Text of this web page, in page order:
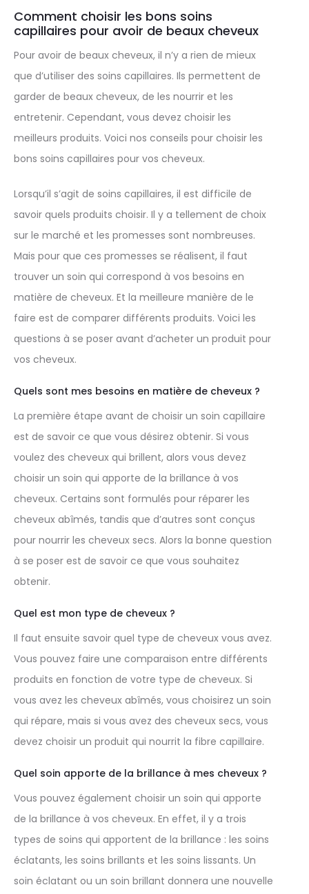
Comment choisir les bons soins
capillaires pour avoir de beaux cheveux
Pour avoir de beaux cheveux, il n’y a rien de mieux
que d’utiliser des soins capillaires. Ils permettent de
garder de beaux cheveux, de les nourrir et les
entretenir. Cependant, vous devez choisir les
meilleurs produits. Voici nos conseils pour choisir les
bons soins capillaires pour vos cheveux.
Lorsqu’il s’agit de soins capillaires, il est difficile de
savoir quels produits choisir. Il y a tellement de choix
sur le marché et les promesses sont nombreuses.
Mais pour que ces promesses se réalisent, il faut
trouver un soin qui correspond à vos besoins en
matière de cheveux. Et la meilleure manière de le
faire est de comparer différents produits. Voici les
questions à se poser avant d’acheter un produit pour
vos cheveux.
Quels sont mes besoins en matière de cheveux ?
La première étape avant de choisir un soin capillaire
est de savoir ce que vous désirez obtenir. Si vous
voulez des cheveux qui brillent, alors vous devez
choisir un soin qui apporte de la brillance à vos
cheveux. Certains sont formulés pour réparer les
cheveux abîmés, tandis que d’autres sont conçus
pour nourrir les cheveux secs. Alors la bonne question
à se poser est de savoir ce que vous souhaitez
obtenir.
Quel est mon type de cheveux ?
Il faut ensuite savoir quel type de cheveux vous avez.
Vous pouvez faire une comparaison entre différents
produits en fonction de votre type de cheveux. Si
vous avez les cheveux abîmés, vous choisirez un soin
qui répare, mais si vous avez des cheveux secs, vous
devez choisir un produit qui nourrit la fibre capillaire.
Quel soin apporte de la brillance à mes cheveux ?
Vous pouvez également choisir un soin qui apporte
de la brillance à vos cheveux. En effet, il y a trois
types de soins qui apportent de la brillance : les soins
éclatants, les soins brillants et les soins lissants. Un
soin éclatant ou un soin brillant donnera une nouvelle